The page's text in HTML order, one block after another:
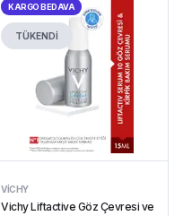
KARGO BEDAVA
TÜKENDİ
VICHY
Vichy Liftactive Göz Çevresi ve